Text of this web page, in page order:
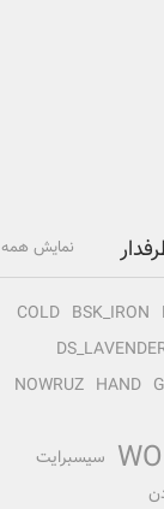
BSK_IRON
COLD
HAND
NOWRUZ
سیسبرایت
نمایش همه